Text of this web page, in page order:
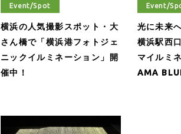
Event/Spot
横浜の人気撮影スポット・大
さん橋で「横浜港フォトジェ
ニックイルミネーション」開
催中！
Event/
光に未来
横浜駅西
マイルミ
AMA